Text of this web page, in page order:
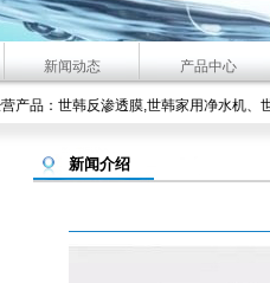
新闻动态 产品中心
纯水机、管线机、空气净化器、家用软
世韩反渗透膜,世韩家用净水机、世韩
新闻介绍